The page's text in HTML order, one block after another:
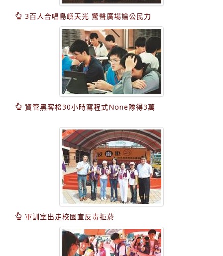
3百人合唱島嶼天光 驚聲廣場論公民力
資管黑客松30小時寫程式None隊得3萬
軍訓室出走校園宣反毒拒菸